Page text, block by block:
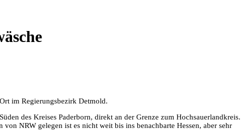
im Regierungsbezirk Detmold.
des Kreises Paderborn, direkt an der Grenze zum Hochsauerlandkreis.
NRW gelegen ist es nicht weit bis ins benachbarte Hessen, aber sehr